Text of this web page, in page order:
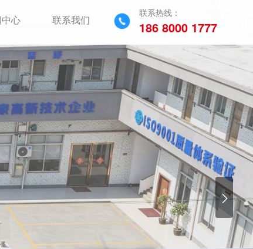
中心 联系我们
联系热线：
186 8000 1777